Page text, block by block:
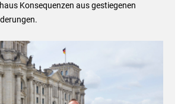
Konsequenzen aus gestiegenen